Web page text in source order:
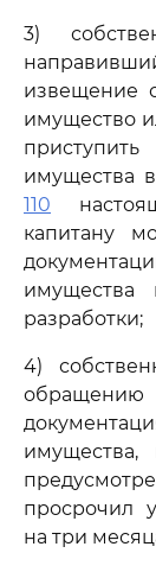
3)
извещение
имущество
имущества
110
капитану
имущества
разработки;
4)
имущества,
просрочил
на три